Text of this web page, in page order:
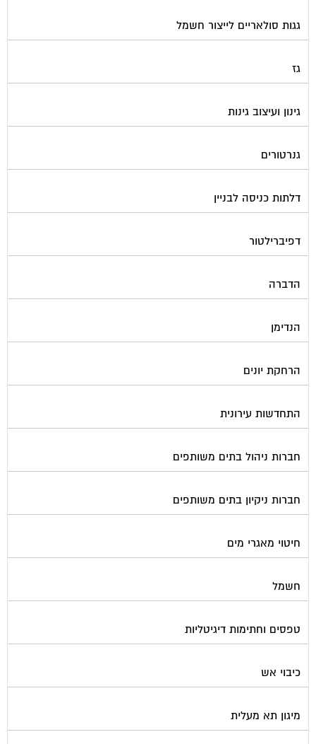
גגות סולאריים לייצור חשמל
גז
גינון ועיצוב גינות
גנרטורים
דלתות כניסה לבניין
דפיברילטור
הדברה
הנדימן
הרחקת יונים
התחדשות עירונית
חברות ניהול בתים משותפים
חברות ניקיון בתים משותפים
חיטוי מאגרי מים
חשמל
טפסים וחתימות דיגיטליות
כיבוי אש
מיגון תא מעלית